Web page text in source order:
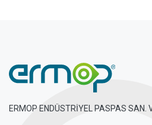
ERMOP ENDÜSTRİYEL PASPAS SAN.